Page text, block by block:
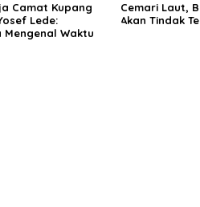
Camat Kupang
Lede:
Mengenal Waktu
Cemari Laut,
Akan Tindak